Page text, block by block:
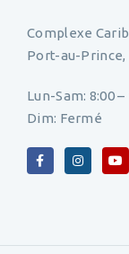
Complexe
Port-au-Prince,
Lun-Sam: 8:00 –
Dim: Fermé